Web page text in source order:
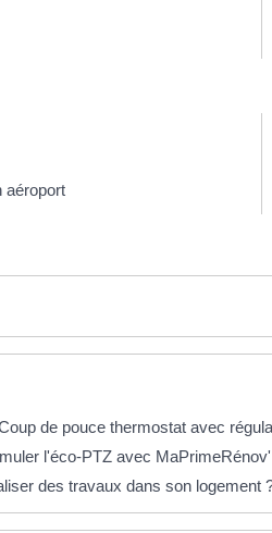
aéroport
de pouce thermostat avec
l'éco-PTZ avec
des travaux dans son logement